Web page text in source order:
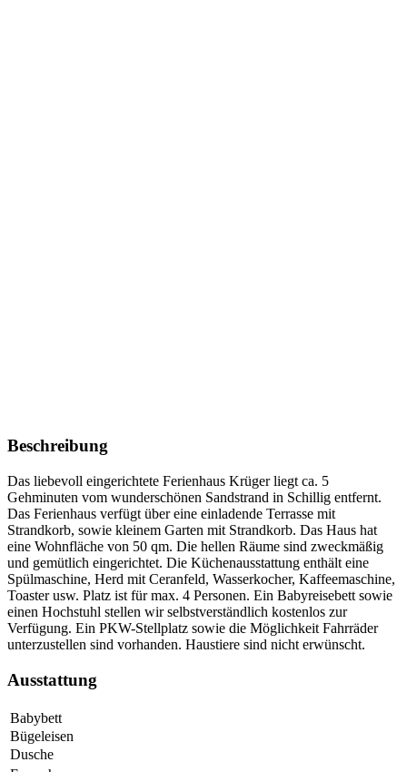
Beschreibung
Das liebevoll eingerichtete Ferienhaus Krüger liegt ca. 5
Gehminuten vom wunderschönen Sandstrand in Schillig entfernt.
Das Ferienhaus verfügt über eine einladende Terrasse mit
Strandkorb, sowie kleinem Garten mit Strandkorb. Das Haus hat
eine Wohnfläche von 50 qm. Die hellen Räume sind zweckmäßig
und gemütlich eingerichtet. Die Küchenausstattung enthält eine
Spülmaschine, Herd mit Ceranfeld, Wasserkocher, Kaffeemaschine,
Toaster usw. Platz ist für max. 4 Personen. Ein Babyreisebett sowie
einen Hochstuhl stellen wir selbstverständlich kostenlos zur
Verfügung. Ein PKW-Stellplatz sowie die Möglichkeit Fahrräder
unterzustellen sind vorhanden. Haustiere sind nicht erwünscht.
Ausstattung
Babybett
Bügeleisen
Dusche